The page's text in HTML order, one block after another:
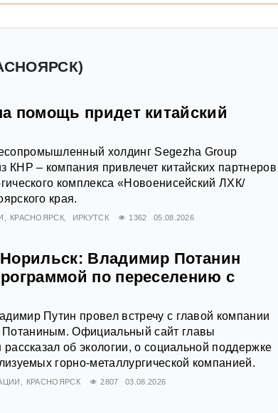
помощь придет китайский
холдинг Segezha Group
КНР – компания привлечет китайских партнеров
комплекса «Новоенисейский ЛХК/
края.
КРАСНОЯРСК ИРКУТСК 1362 05.08.2026
Владимир Потанин
по переселению с
Путин провел встречу с главой компании
Официальный сайт главы
об экологии, о социальной поддержке
горно-металлургической компанией.
КРАСНОЯРСК 2807 03.08.2026